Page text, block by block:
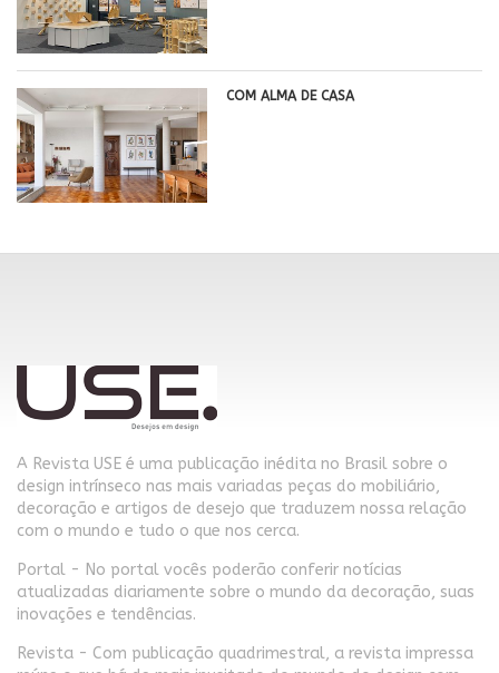
COM ALMA DE CASA
A Revista USE é uma publicação inédita no Brasil sobre o
design intrínseco nas mais variadas peças do mobiliário,
decoração e artigos de desejo que traduzem nossa relação
com o mundo e tudo o que nos cerca.
Portal - No portal vocês poderão conferir notícias
atualizadas diariamente sobre o mundo da decoração, suas
inovações e tendências.
Revista - Com publicação quadrimestral, a revista impressa